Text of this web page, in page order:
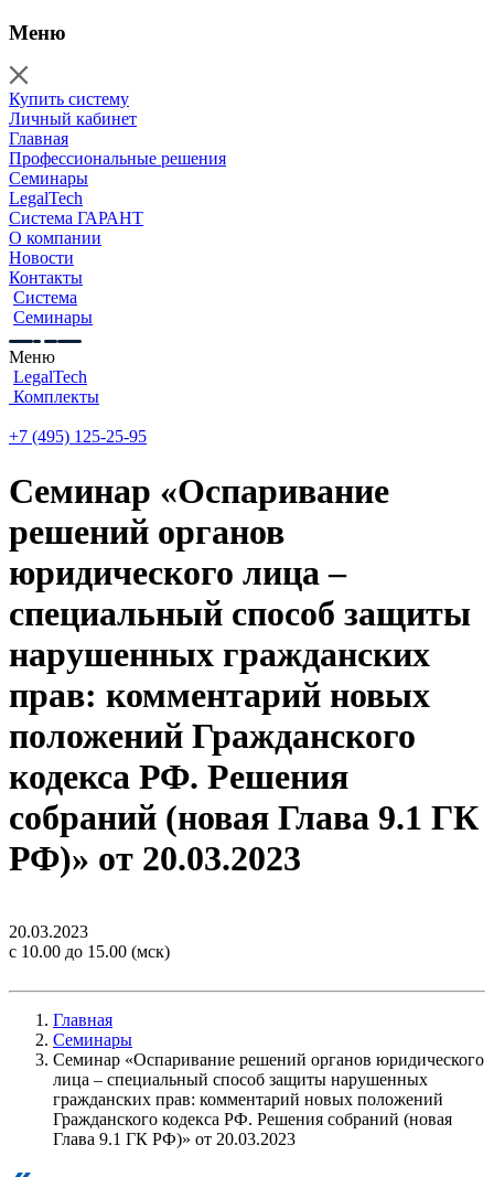
Меню
Купить систему
Личный кабинет
Главная
Профессиональные решения
Семинары
LegalTech
Система ГАРАНТ
О компании
Новости
Контакты
Система
Семинары
Меню
LegalTech
Комплекты
+7 (495) 125-25-95
Семинар «Оспаривание
решений органов
юридического лица –
специальный способ защиты
нарушенных гражданских
прав: комментарий новых
положений Гражданского
кодекса РФ. Решения
собраний (новая Глава 9.1 ГК
РФ)» от 20.03.2023
20.03.2023
с 10.00 до 15.00 (мск)
Главная
Семинары
Семинар «Оспаривание решений органов юридического
лица – специальный способ защиты нарушенных
гражданских прав: комментарий новых положений
Гражданского кодекса РФ. Решения собраний (новая
Глава 9.1 ГК РФ)» от 20.03.2023